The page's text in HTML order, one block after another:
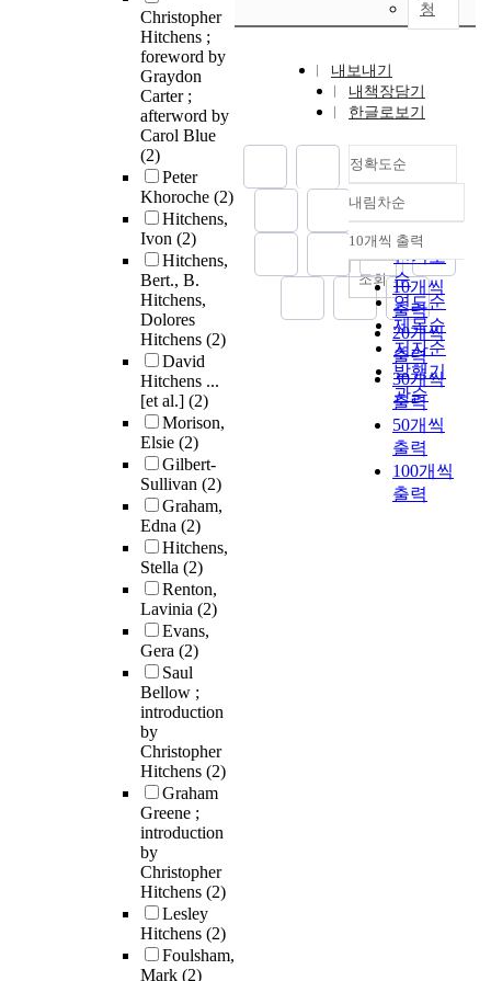
Christopher
Hitchens ;
foreword by
Graydon
Carter ;
afterword by
Carol Blue
(2)
Peter
Khoroche (2)
Hitchens,
Ivon (2)
Hitchens,
Bert., B.
Hitchens,
Dolores
Hitchens (2)
David
Hitchens ...
[et al.] (2)
Morison,
Elsie (2)
Gilbert-
Sullivan (2)
Graham,
Edna (2)
Hitchens,
Stella (2)
Renton,
Lavinia (2)
Evans,
Gera (2)
Saul
Bellow ;
introduction
by
Christopher
Hitchens (2)
Graham
Greene ;
introduction
by
Christopher
Hitchens (2)
Lesley
Hitchens (2)
Foulsham,
Mark (2)
청
내보내기
내책장담기
한글로보기
정확도순
정확도
순
인기도
순
연도순
제목순
저자순
발행기
관순
내림차순
내림차순
10개씩 출력
10개씩
출력
20개씩
출력
30개씩
출력
50개씩
출력
100개씩
출력
조회